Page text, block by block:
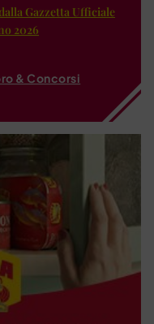
Gazzetta Ufficiale
2026
& Concorsi